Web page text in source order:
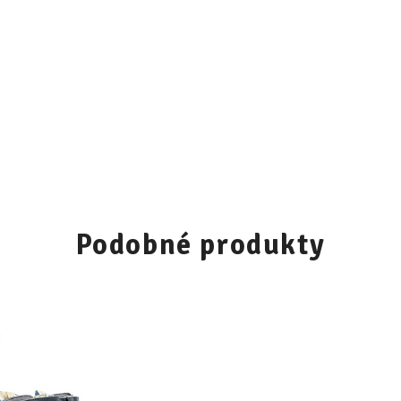
Podobné produkty